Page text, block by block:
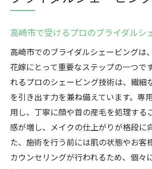
高崎市で受けるプロのブライダルシ
高崎市でのブライダルシェービングは
花嫁にとって重要なステップの一つで
れるプロのシェービング技術は、繊細
を引き出す力を兼ね備えています。専
用し、丁寧に顔や首の産毛を処理する
感が増し、メイクの仕上がりが格段に
た、施術を行う前には肌の状態やお客
カウンセリングが行われるため、個々